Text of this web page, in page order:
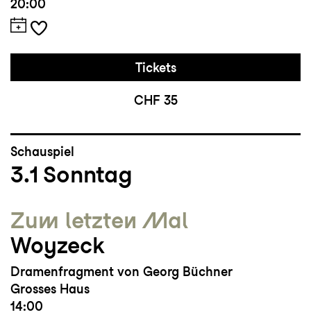
20:00
Tickets
CHF 35
Schauspiel
3.1 Sonntag
Zum letzten Mal
Woyzeck
Dramenfragment von Georg Büchner
Grosses Haus
14:00